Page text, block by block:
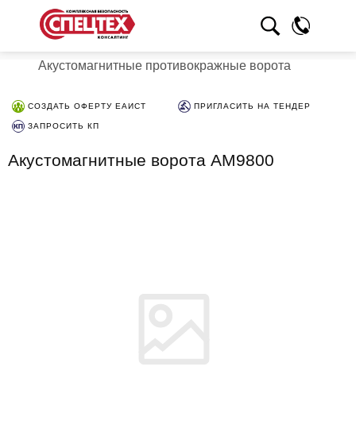
Акустомагнитные противокражные ворота
СОЗДАТЬ ОФЕРТУ ЕАИСТ ПРИГЛАСИТЬ НА ТЕНДЕР
ЗАПРОСИТЬ КП
Акустомагнитные ворота AM9800